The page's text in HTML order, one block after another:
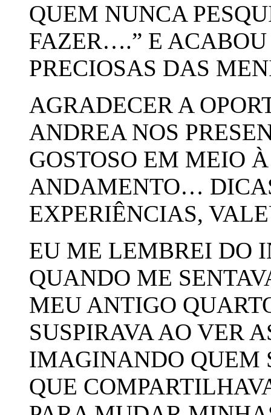
QUEM NUNCA
FAZER….” E
PRECIOSAS DAS
AGRADECER A
ANDREA NOS
GOSTOSO EM MEIO
ANDAMENTO…
EXPERIÊNCIAS,
EU ME LEMBREI DO
QUANDO ME
MEU ANTIGO
SUSPIRAVA AO VER
IMAGINANDO QUEM
QUE